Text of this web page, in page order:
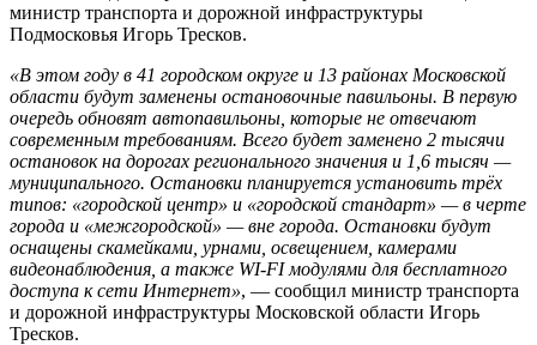
министр транспорта и дорожной инфраструктуры
Подмосковья Игорь Тресков.
«В этом году в 41 городском округе и 13 районах Московской
области будут заменены остановочные павильоны. В первую
очередь обновят автопавильоны, которые не отвечают
современным требованиям. Всего будет заменено 2 тысячи
остановок на дорогах регионального значения и 1,6 тысяч —
муниципального. Остановки планируется установить трёх
типов: «городской центр» и «городской стандарт» — в черте
города и «межгородской» — вне города. Остановки будут
оснащены скамейками, урнами, освещением, камерами
видеонаблюдения, а также WI-FI модулями для бесплатного
доступа к сети Интернет», — сообщил министр транспорта
и дорожной инфраструктуры Московской области Игорь
Тресков.